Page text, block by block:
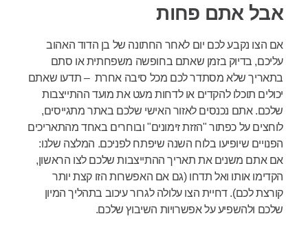
אבל אתם פחות
אם הצו נקבע לכם יום לאחר החתונה של בן הדוד האהוב
עליכם, בדיוק בזמן שאתם בחופשה משפחתית או סתם
בתאריך שלא מסתדר לכם מכל סיבה אחרת – תדעו שאתם
יכולים תוכלו להקדים או לדחות מעט את מועד ההתייצבות
שלכם. אתם נכנסים לאזור האישי שלכם באתר מתגייסים,
לוחצים על כפתור "הזזת זימונים" ובוחרים באחד מהתאריכים
הפנויים שיופיעו בלוח השנה שיפתח לפניכם. המלצה שלנו:
אם אתם משנים את תאריך ההתייצבות שלכם לצו הראשון,
הקדימו אותו ואל תדחו (גם אם האפשרות הזו קצת יותר
קורצת לכם). דחיית הצו עלולה לגרור עיכוב בתהליך המיון
שלכם ולהשפיע על אפשרויות השיבוץ שלכם.